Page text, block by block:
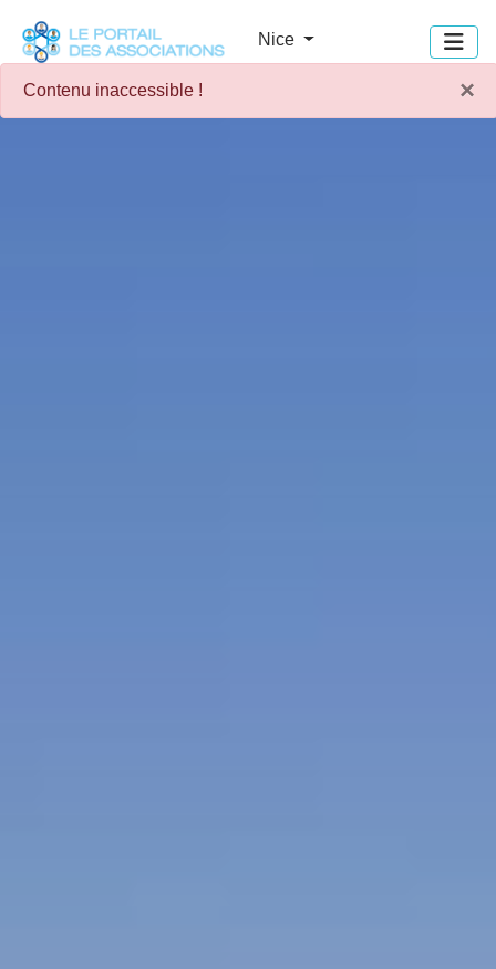
Nice
×
Contenu inaccessible !